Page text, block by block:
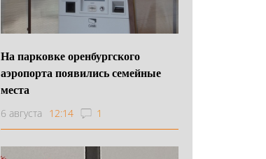
На парковке оренбургского
аэропорта появились семейные
места
6 августа 12:14 1